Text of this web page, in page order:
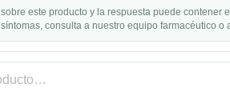
este producto y la respuesta puede contener
consulta a nuestro equipo farmacéutico o